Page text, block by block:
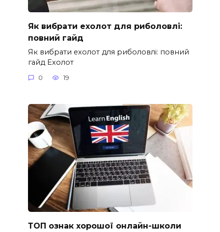
Як вибрати ехолот для риболовлі:
повний гайд
Як вибрати ехолот для риболовлі: повний
гайд Ехолот
0 19
ТОП ознак хорошої онлайн-школи